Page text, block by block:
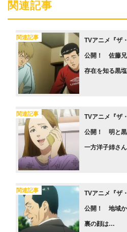
関連記事
関連記事 TVアニメ『ザ
公開！ 佐藤兄
存在を知る黒
関連記事 TVアニメ『ザ
公開！ 明と黒
一方洋子姉さ
関連記事 TVアニメ『ザ
公開！ 地域か
裏の顔は…